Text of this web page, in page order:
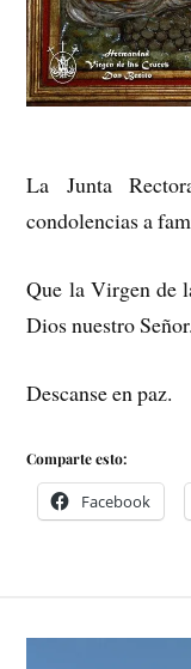
La Junta
condolencias a
Que la Virgen de
Dios nuestro Señor.
Descanse en paz.
Comparte esto:
Facebook